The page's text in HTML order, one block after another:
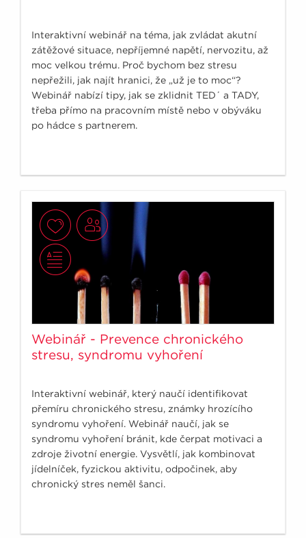
Interaktivní webinář na téma, jak zvládat akutní
zátěžové situace, nepříjemné napětí, nervozitu, až
moc velkou trému. Proč bychom bez stresu
nepřežili, jak najít hranici, že „už je to moc“?
Webinář nabízí tipy, jak se zklidnit TED´ a TADY,
třeba přímo na pracovním místě nebo v obýváku
po hádce s partnerem.
Webinář - Prevence chronického
stresu, syndromu vyhoření
Interaktivní webinář, který naučí identifikovat
přemíru chronického stresu, známky hrozícího
syndromu vyhoření. Webinář naučí, jak se
syndromu vyhoření bránit, kde čerpat motivaci a
zdroje životní energie. Vysvětlí, jak kombinovat
jídelníček, fyzickou aktivitu, odpočinek, aby
chronický stres neměl šanci.